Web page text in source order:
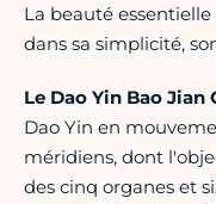
La beauté
dans sa simplicité,
Le Dao Yin Bao Jian
Dao Yin en
méridiens, dont
des cinq organes et